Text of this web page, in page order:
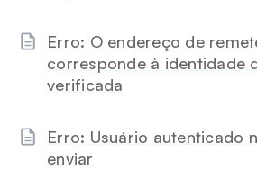
Erro: O endereço de
corresponde à identidade
verificada
Erro: Usuário autenticado
enviar